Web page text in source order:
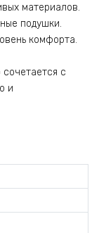
материалов.
подушки.
комфорта.
с
и